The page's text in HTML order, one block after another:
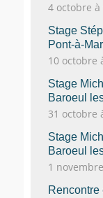
4 octobre
Stage
Pont-à-
10 octobre
Stage
Baroeul
31 octobre
Stage
Baroeul
1